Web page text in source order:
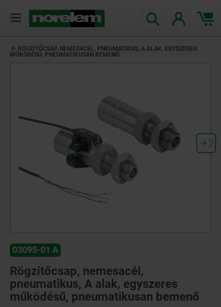
RÖGZÍTŐCSAP, NEMESACÉL, PNEUMATIKUS, A ALAK, EGYSZERES
MŰKÖDÉSŰ, PNEUMATIKUSAN BEMENŐ
03095-01 A
Rögzítőcsap, nemesacél,
pneumatikus, A alak, egyszeres
működésű, pneumatikusan bemenő